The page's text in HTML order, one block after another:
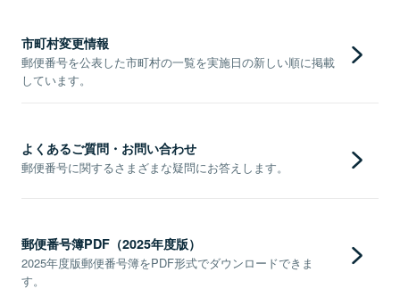
市町村変更情報
郵便番号を公表した市町村の一覧を実施日の新しい順に掲載
しています。
よくあるご質問・お問い合わせ
郵便番号に関するさまざまな疑問にお答えします。
郵便番号簿PDF（2025年度版）
2025年度版郵便番号簿をPDF形式でダウンロードできま
す。